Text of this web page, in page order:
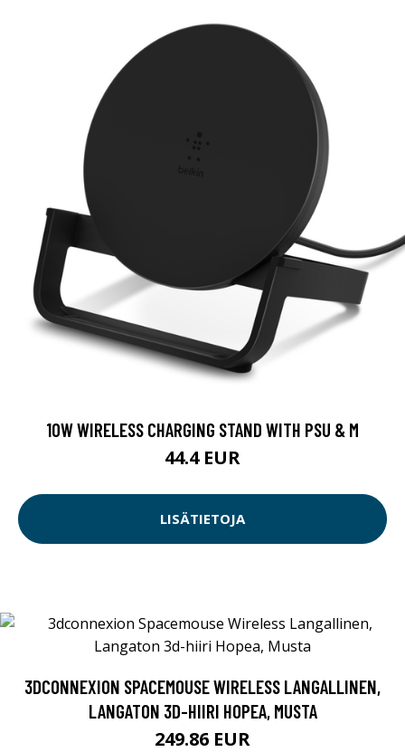
10W WIRELESS CHARGING STAND WITH PSU & M
44.4 EUR
LISÄTIETOJA
3DCONNEXION SPACEMOUSE WIRELESS LANGALLINEN,
LANGATON 3D-HIIRI HOPEA, MUSTA
249.86 EUR